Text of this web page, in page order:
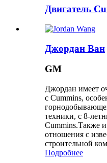
Двигатель
Джордан Ван
GM
Джордан имеет
с Cummins,
техники, с 8-
Cummins.Также
отношения с
строительной
Подробнее